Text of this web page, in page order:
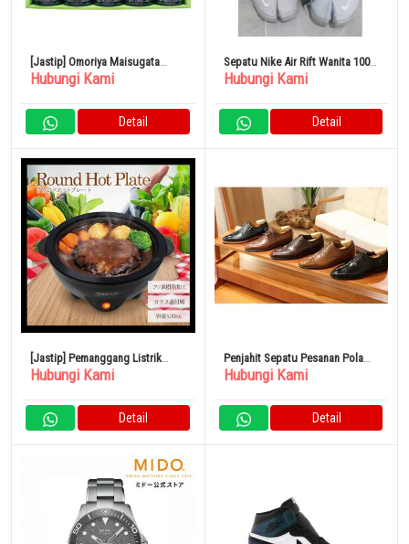
[Jastip] Omoriya Maisugata
Flavoured Nori Tabletop
Hubungi Kami
Detail
Sepatu Nike Air Rift Wanita 100%
Original
Hubungi Kami
Detail
[Jastip] Pemanggang Listrik
Round Hot Plate
Hubungi Kami
Detail
Penjahit Sepatu Pesanan Pola
Pria Kulit Domestik Berkualitas
Hubungi Kami
Detail